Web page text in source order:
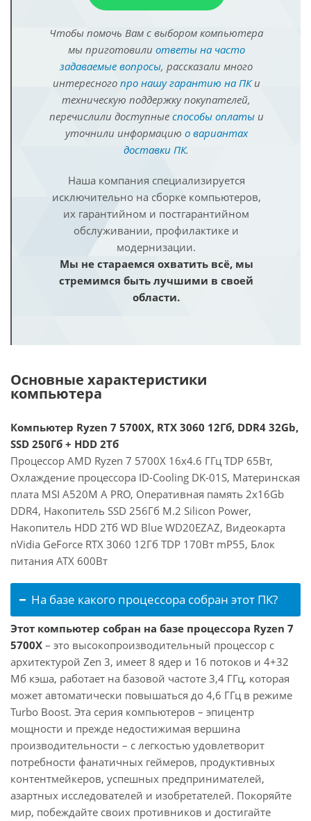
Чтобы помочь Вам с выбором компьютера
мы приготовили ответы на часто
задаваемые вопросы, рассказали много
интересного про нашу гарантию на ПКи
техническую поддержку покупателей,
перечислили доступные способы оплатыи
уточнили информацию о вариантах
доставки ПК.
Наша компания специализируется
исключительно на сборке компьютеров,
их гарантийном и постгарантийном
обслуживании, профилактике и
модернизации.
Мы не стараемся охватить всё, мы
стремимся быть лучшими в своей
области.
Основные характеристики
компьютера
Компьютер Ryzen 7 5700X, RTX 3060 12Гб, DDR4 32Gb,
SSD 250Гб + HDD 2Тб
Процессор AMD Ryzen 7 5700X 16x4.6 ГГц TDP 65Вт,
Охлаждение процессора ID-Cooling DK-01S, Материнская
плата MSI A520M A PRO, Оперативная память 2x16Gb
DDR4, Накопитель SSD 256Гб M.2 Silicon Power,
Накопитель HDD 2Тб WD Blue WD20EZAZ, Видеокарта
nVidia GeForce RTX 3060 12Гб TDP 170Вт mP55, Блок
питания ATX 600Вт
На базе какого процессора собран этот ПК?
Этот компьютер собран на базе процессора Ryzen 7
5700X – это высокопроизводительный процессор с
архитектурой Zen 3, имеет 8 ядер и 16 потоков и 4+32
Мб кэша, работает на базовой частоте 3,4 ГГц, которая
может автоматически повышаться до 4,6 ГГц в режиме
Turbo Boost. Эта серия компьютеров – эпицентр
мощности и прежде недостижимая вершина
производительности – с легкостью удовлетворит
потребности фанатичных геймеров, продуктивных
контентмейкеров, успешных предпринимателей,
азартных исследователей и изобретателей. Покоряйте
мир, побеждайте своих противников и достигайте